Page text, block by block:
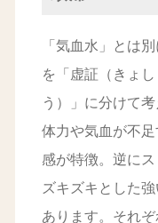
「気血水」とは
を「虚証（きょ
う）」に分けて考
体力や気血が不
感が特徴。逆にス
ズキズキとした
あります。それぞ